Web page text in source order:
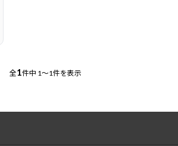
全1件中 1～1件を表示